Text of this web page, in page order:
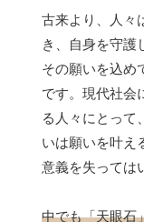
古来より、人々
き、自身を守護
その願いを込め
です。現代社会
る人々にとって
いは願いを叶え
意義を失っては
中でも「天眼石